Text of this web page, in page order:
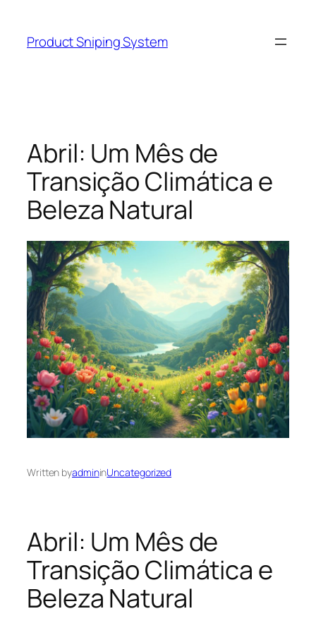
content
Product Sniping System
Abril: Um Mês de
Transição Climática e
Beleza Natural
Written byadmininUncategorized
Abril: Um Mês de
Transição Climática e
Beleza Natural